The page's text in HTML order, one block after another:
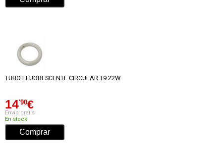
TUBO FLUORESCENTE CIRCULAR T9 22W
14'90€
Envío gratis
En stock